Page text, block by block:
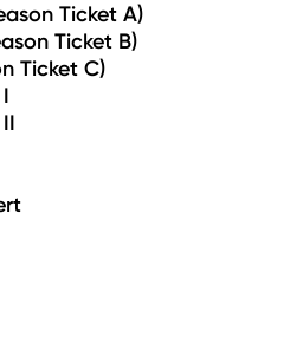
Ticket A)
Ticket B)
Ticket C)